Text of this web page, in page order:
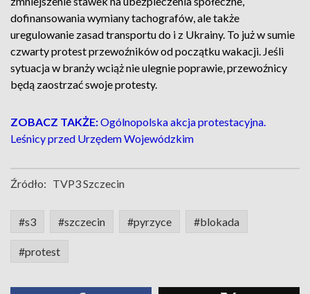
dofinansowania wymiany tachografów, ale także
uregulowanie zasad transportu do i z Ukrainy. To już w sumie
czwarty protest przewoźników od początku wakacji. Jeśli
sytuacja w branży wciąż nie ulegnie poprawie, przewoźnicy
będą zaostrzać swoje protesty.
ZOBACZ TAKŻE:Ogólnopolska akcja protestacyjna.
Leśnicy przed Urzędem Wojewódzkim
Źródło: TVP3 Szczecin
#s3 #szczecin #pyrzyce #blokada
#protest